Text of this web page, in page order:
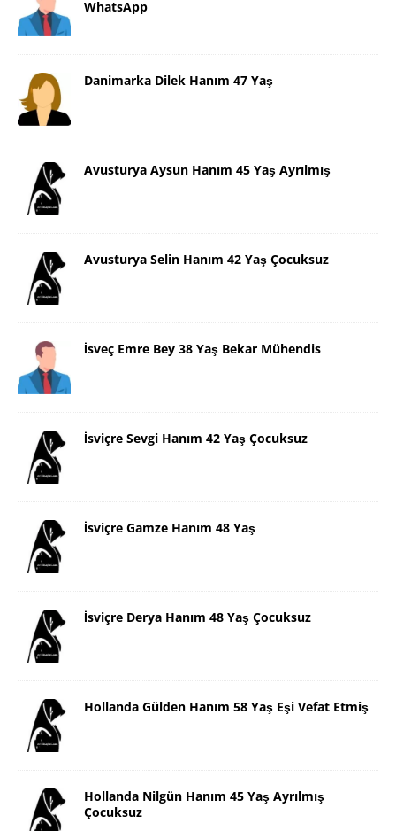
WhatsApp
Danimarka Dilek Hanım 47 Yaş
Avusturya Aysun Hanım 45 Yaş Ayrılmış
Avusturya Selin Hanım 42 Yaş Çocuksuz
İsveç Emre Bey 38 Yaş Bekar Mühendis
İsviçre Sevgi Hanım 42 Yaş Çocuksuz
İsviçre Gamze Hanım 48 Yaş
İsviçre Derya Hanım 48 Yaş Çocuksuz
Hollanda Gülden Hanım 58 Yaş Eşi Vefat Etmiş
Hollanda Nilgün Hanım 45 Yaş Ayrılmış
Çocuksuz